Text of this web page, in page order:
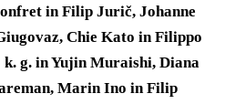
in Filip Jurič, Johanne
Chie Kato in Filippo
g. in Yujin Muraishi, Diana
Marin Ino in Filip